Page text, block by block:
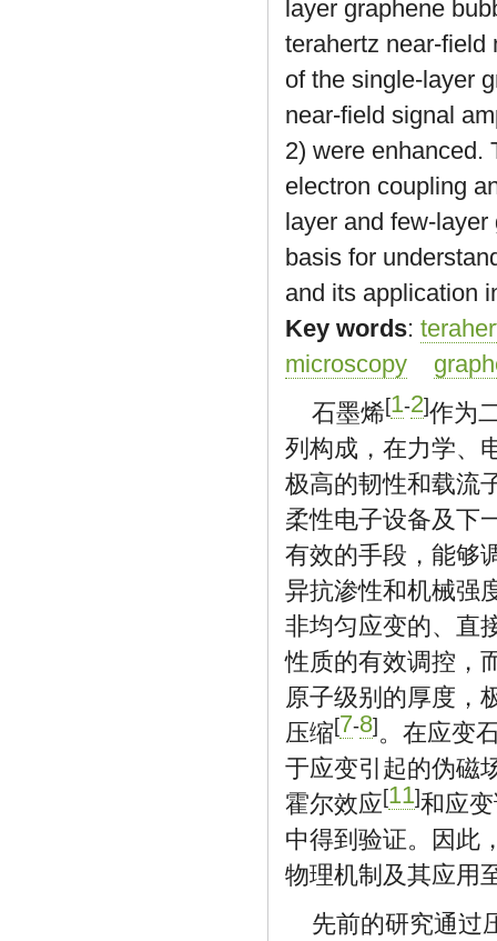
layer graphene
terahertz near-field
of the single-layer
near-field signal
2) were enhanced.
electron coupling
layer and few-
basis for
and its application
Key words:
microscopy
石墨烯[1-2]作为
列构成，在力学、
极高的韧性和载流
柔性电子设备及下
有效的手段，能够
异抗渗性和机械强
非均匀应变的、直
性质的有效调控，
原子级别的厚度，
压缩[7-8]。在应变
于应变引起的伪磁
霍尔效应[11]和应
中得到验证。因此
物理机制及其应用
先前的研究通过